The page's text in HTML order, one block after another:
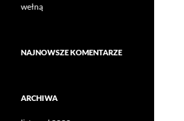
wełną
NAJNOWSZE KOMENTARZE
ARCHIWA